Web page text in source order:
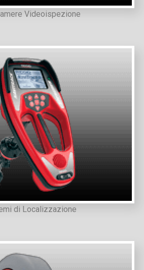
Videoispezione
di Localizzazione